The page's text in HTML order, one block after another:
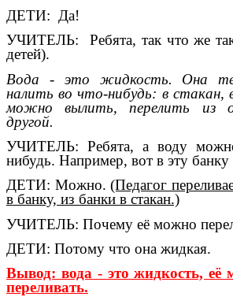
ДЕТИ: Да!
УЧИТЕЛЬ: Ребята, так что же
детей).
Вода - это жидкость. Она
налить во что-нибудь: в стакан,
можно вылить, перелить из
другой.
УЧИТЕЛЬ: Ребята, а воду
нибудь. Например, вот в эту банку
ДЕТИ: Можно. (Педагог
в банку, из банки в стакан.)
УЧИТЕЛЬ: Почему её можно
ДЕТИ: Потому что она жидкая.
Вывод: вода - это жидкость, её
переливать.